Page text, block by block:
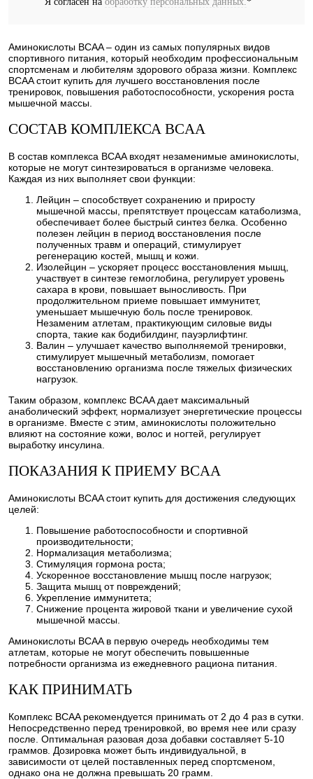
Аминокислоты BCAA – один из самых популярных видов
спортивного питания, который необходим профессиональным
спортсменам и любителям здорового образа жизни. Комплекс
BCAA стоит купить для лучшего восстановления после
тренировок, повышения работоспособности, ускорения роста
мышечной массы.
СОСТАВ КОМПЛЕКСА BCAA
В состав комплекса BCAA входят незаменимые аминокислоты,
которые не могут синтезироваться в организме человека.
Каждая из них выполняет свои функции:
Лейцин – способствует сохранению и приросту
мышечной массы, препятствует процессам катаболизма,
обеспечивает более быстрый синтез белка. Особенно
полезен лейцин в период восстановления после
полученных травм и операций, стимулирует
регенерацию костей, мышц и кожи.
Изолейцин – ускоряет процесс восстановления мышц,
участвует в синтезе гемоглобина, регулирует уровень
сахара в крови, повышает выносливость. При
продолжительном приеме повышает иммунитет,
уменьшает мышечную боль после тренировок.
Незаменим атлетам, практикующим силовые виды
спорта, такие как бодибилдинг, пауэрлифтинг.
Валин – улучшает качество выполняемой тренировки,
стимулирует мышечный метаболизм, помогает
восстановлению организма после тяжелых физических
нагрузок.
Таким образом, комплекс BCAA дает максимальный
анаболический эффект, нормализует энергетические процессы
в организме. Вместе с этим, аминокислоты положительно
влияют на состояние кожи, волос и ногтей, регулирует
выработку инсулина.
ПОКАЗАНИЯ К ПРИЕМУ BCAA
Аминокислоты BCAA стоит купить для достижения следующих
целей:
Повышение работоспособности и спортивной
производительности;
Нормализация метаболизма;
Стимуляция гормона роста;
Ускоренное восстановление мышц после нагрузок;
Защита мышц от повреждений;
Укрепление иммунитета;
Снижение процента жировой ткани и увеличение сухой
мышечной массы.
Аминокислоты BCAA в первую очередь необходимы тем
атлетам, которые не могут обеспечить повышенные
потребности организма из ежедневного рациона питания.
КАК ПРИНИМАТЬ
Комплекс BCAA рекомендуется принимать от 2 до 4 раз в сутки.
Непосредственно перед тренировкой, во время нее или сразу
после. Оптимальная разовая доза добавки составляет 5-10
граммов. Дозировка может быть индивидуальной, в
зависимости от целей поставленных перед спортсменом,
однако она не должна превышать 20 грамм.